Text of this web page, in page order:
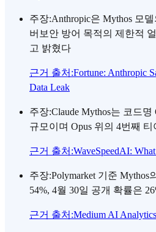
주장:Anthropic은 Mythos 모
버보안 방어 목적의 제한적
고 밝혔다
근거 출처 :Fortune: Anthropic
Data Leak
주장:Claude Mythos는 코드명
규모이며 Opus 위의 4번째
근거 출처 :WaveSpeedAI:
주장:Polymarket 기준 Mythos
54%, 4월 30일 공개 확률은
근거 출처 :Medium AI